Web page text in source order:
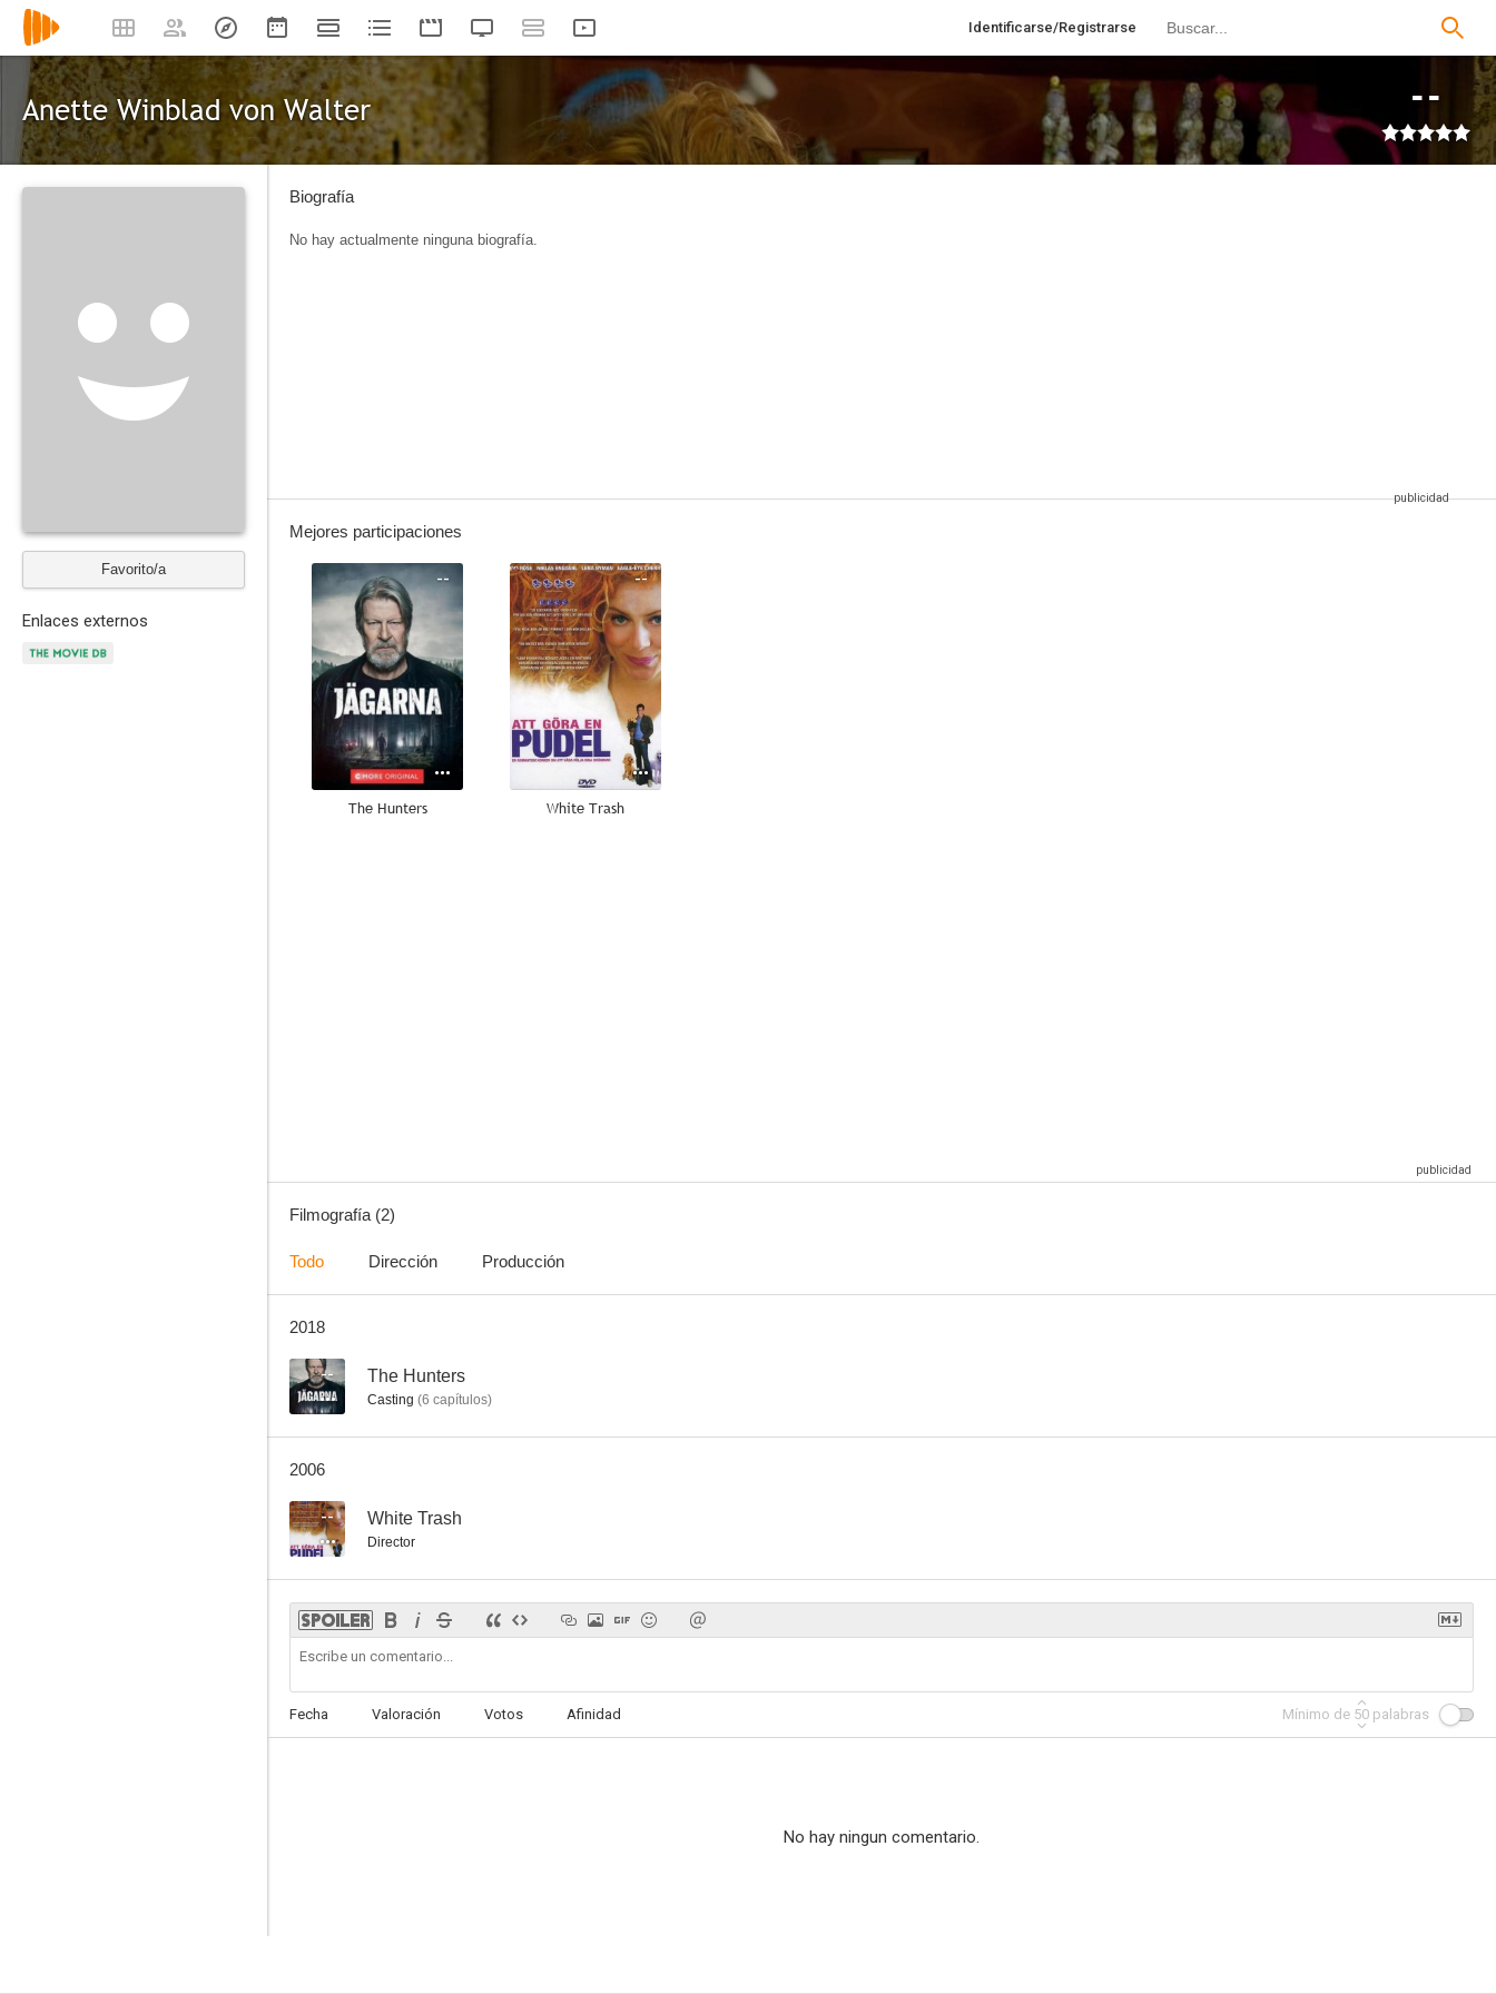
Identificarse/Registrarse
Anette Winblad von Walter --
Favorito/a
Enlaces externos
Biografía
No hay actualmente ninguna biografía.
Mejores participaciones
--
The Hunters
--
White Trash
Filmografía (2)
Todo Dirección Producción
2018
-- The Hunters
Casting (6 capítulos)
2006
-- White Trash
Director
Fecha Valoración Votos Afinidad Mínimo de 50 palabras
No hay ningun comentario.